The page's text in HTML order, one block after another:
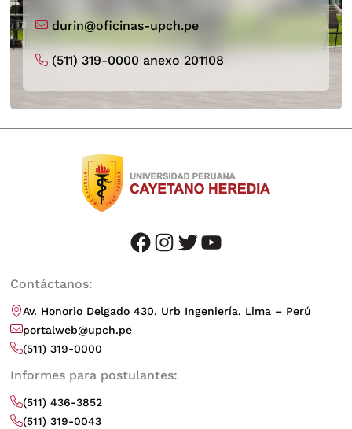
durin@oficinas-upch.pe
(511) 319-0000 anexo 201108
facebook instagram twitter youtube
Contáctanos:
Av. Honorio Delgado 430, Urb Ingeniería, Lima – Perú
portalweb@upch.pe
(511) 319-0000
Informes para postulantes:
(511) 436-3852
(511) 319-0043